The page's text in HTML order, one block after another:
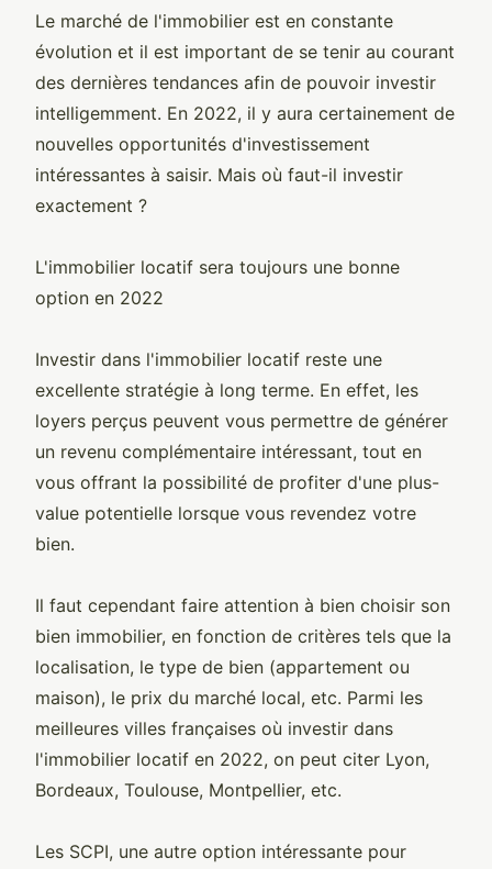
Le marché de l'immobilier est en constante
évolution et il est important de se tenir au courant
des dernières tendances afin de pouvoir investir
intelligemment. En 2022, il y aura certainement de
nouvelles opportunités d'investissement
intéressantes à saisir. Mais où faut-il investir
exactement ?
L'immobilier locatif sera toujours une bonne
option en 2022
Investir dans l'immobilier locatif reste une
excellente stratégie à long terme. En effet, les
loyers perçus peuvent vous permettre de générer
un revenu complémentaire intéressant, tout en
vous offrant la possibilité de profiter d'une plus-
value potentielle lorsque vous revendez votre
bien.
Il faut cependant faire attention à bien choisir son
bien immobilier, en fonction de critères tels que la
localisation, le type de bien (appartement ou
maison), le prix du marché local, etc. Parmi les
meilleures villes françaises où investir dans
l'immobilier locatif en 2022, on peut citer Lyon,
Bordeaux, Toulouse, Montpellier, etc.
Les SCPI, une autre option intéressante pour